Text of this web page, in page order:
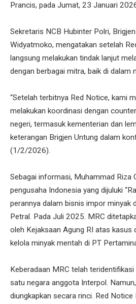
Prancis, pada Jumat, 23 Januari
Sekretaris NCB Hubinter Polri,
Widyatmoko, mengatakan setelah
langsung melakukan tindak lanjut
dengan berbagai mitra, baik di dalam
“Setelah terbitnya Red Notice, kami
melakukan koordinasi dengan
negeri, termasuk kementerian dan
keterangan Brigjen Untung dalam
(1/2/2026).
Sebagai informasi, Muhammad Riza
pengusaha Indonesia yang dijuluki
perannya dalam bisnis impor minyak
Petral. Pada Juli 2025. MRC
oleh Kejaksaan Agung RI atas kasus
kelola minyak mentah di PT
Keberadaan MRC telah
satu negara anggota Interpol.
diungkapkan secara rinci. Red